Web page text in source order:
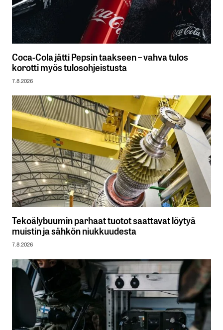
Coca-Cola jätti Pepsin taakseen – vahva tulos
korotti myös tulosohjeistusta
7.8.2026
Tekoälybuumin parhaat tuotot saattavat löytyä
muistin ja sähkön niukkuudesta
7.8.2026